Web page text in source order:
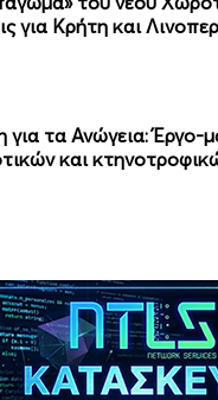
για Κρήτη και
για τα Ανώγεια:
και